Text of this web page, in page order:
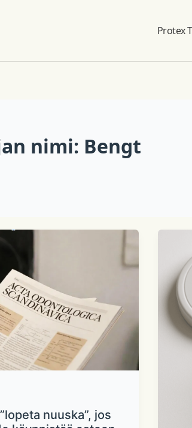
Protex
nimi: Bengt
nuuska”, jos